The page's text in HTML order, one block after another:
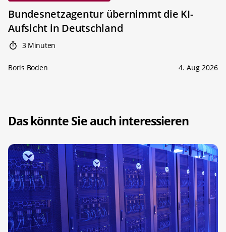
Bundesnetzagentur übernimmt die KI-
Aufsicht in Deutschland
3 Minuten
Boris Boden 4. Aug 2026
Das könnte Sie auch interessieren